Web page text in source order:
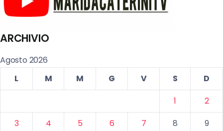
ARCHIVIO
Agosto 2026
L
M M G V S
D
1
2
3
4 5 6 7 8
9